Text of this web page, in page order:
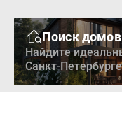
Поиск
Найдите
Санкт-